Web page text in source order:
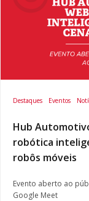
Destaques Eventos
Hub
robótica
robôs móveis
Evento aberto ao
Google Meet